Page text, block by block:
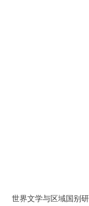
世界文学与区域国别